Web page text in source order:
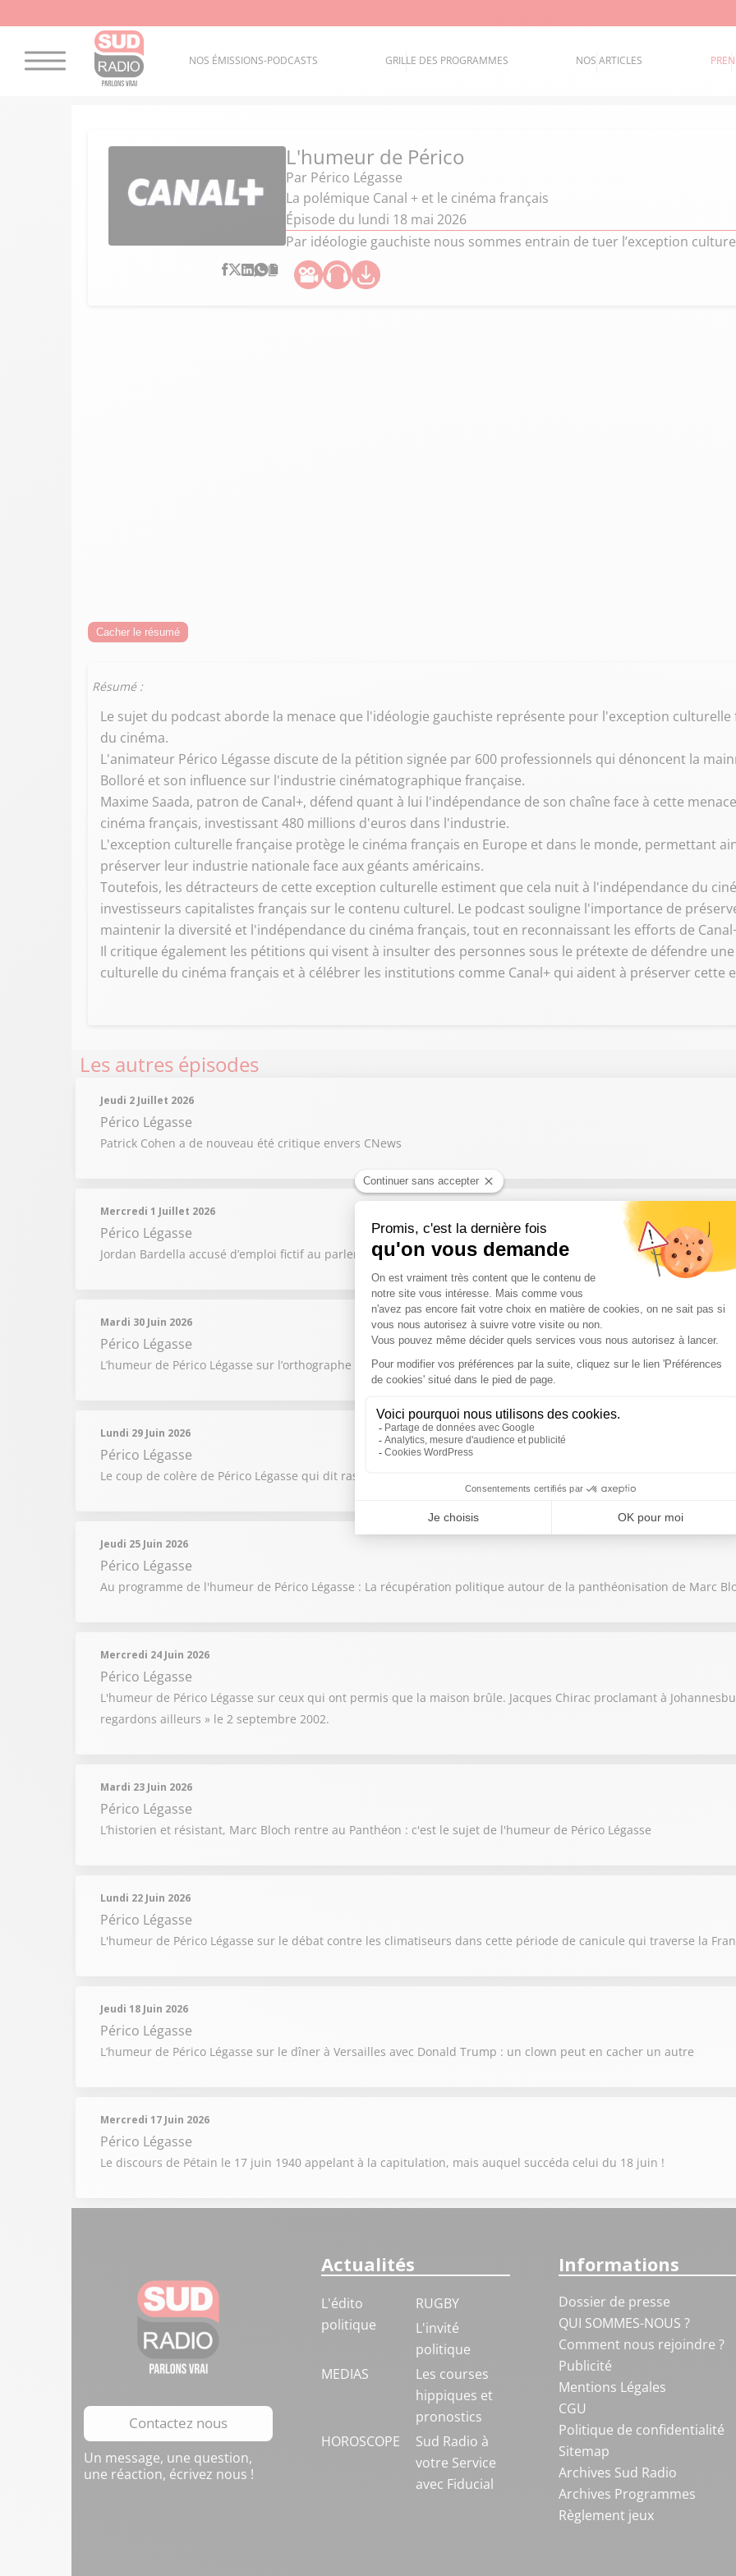
NOS ÉMISSIONS-PODCASTS GRILLE DES PROGRAMMES NOS ARTICLES
L'humeur de Périco
Par Périco Légasse
La polémique Canal + et le cinéma français
Épisode du lundi 18 mai 2026
Par idéologie gauchiste nous sommes entrain de tuer l’exception
Cacher le résumé
Résumé :
Le sujet du podcast aborde la menace que l'idéologie gauchiste représente pour l'exception
du cinéma.
L'animateur Périco Légasse discute de la pétition signée par 600 professionnels qui dénoncent la
Bolloré et son influence sur l'industrie cinématographique française.
Maxime Saada, patron de Canal+, défend quant à lui l'indépendance de son chaîne face à cette
cinéma français, investissant 480 millions d'euros dans l'industrie.
L'exception culturelle française protège le cinéma français en Europe et dans le monde, permettant
préserver leur industrie nationale face aux géants américains.
Toutefois, les détracteurs de cette exception culturelle estiment que cela nuit à l'indépendance du
investisseurs capitalistes français sur le contenu culturel. Le podcast souligne l'importance de
maintenir la diversité et l'indépendance du cinéma français, tout en reconnaissant les efforts de
Il critique également les pétitions qui visent à insulter des personnes sous le prétexte de défendre
culturelle du cinéma français et à célébrer les institutions comme Canal+ qui aident à préserver cette
Les autres épisodes
Jeudi 2 Juillet 2026
Périco Légasse
Patrick Cohen a de nouveau été critique envers CNews
Mercredi 1 Juillet 2026
Périco Légasse
Jordan Bardella accusé d’emploi fictif au parlement européen du 16 février au 30 juin… 2015. Quel heureux hasard
Mardi 30 Juin 2026
Périco Légasse
L’humeur de Périco Légasse sur l’orthographe des élèves françaises lors des épreuves du baccalauréat
Lundi 29 Juin 2026
Périco Légasse
Le coup de colère de Périco Légasse qui dit ras le bol des juges qui se croient au dessus des lois.
Jeudi 25 Juin 2026
Périco Légasse
Au programme de l'humeur de Périco Légasse : La récupération politique autour de la panthéonisation de Marc
Mercredi 24 Juin 2026
Périco Légasse
L'humeur de Périco Légasse sur ceux qui ont permis que la maison brûle. Jacques Chirac proclamant à
regardons ailleurs » le 2 septembre 2002.
Mardi 23 Juin 2026
Périco Légasse
L’historien et résistant, Marc Bloch rentre au Panthéon : c'est le sujet de l'humeur de Périco Légasse
Lundi 22 Juin 2026
Périco Légasse
L'humeur de Périco Légasse sur le débat contre les climatiseurs dans cette période de canicule qui traverse la
Jeudi 18 Juin 2026
Périco Légasse
L’humeur de Périco Légasse sur le dîner à Versailles avec Donald Trump : un clown peut en cacher un autre
Mercredi 17 Juin 2026
Périco Légasse
Le discours de Pétain le 17 juin 1940 appelant à la capitulation, mais auquel succéda celui du 18 juin !
Contactez nous
Un message, une question,
une réaction, écrivez nous !
Actualités
L'édito
politique
RUGBY
L'invité
politique
MEDIAS
Les courses
hippiques et
pronostics
HOROSCOPE
Sud Radio à
votre Service
avec Fiducial
Informations
Dossier de presse
QUI SOMMES-NOUS ?
Comment nous rejoindre ?
Publicité
Mentions Légales
CGU
Politique de confidentialité
Sitemap
Archives Sud Radio
Archives Programmes
Règlement jeux